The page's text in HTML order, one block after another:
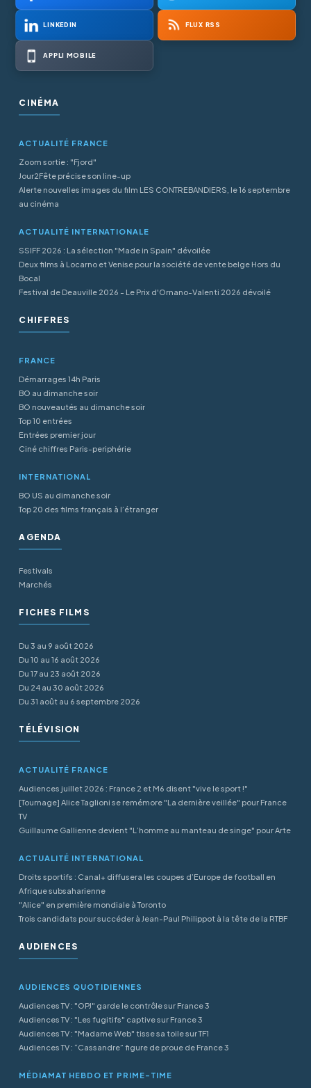
LINKEDIN FLUX RSS
APPLI MOBILE
CINÉMA
ACTUALITÉ FRANCE
Zoom sortie : "Fjord"
Jour2Fête précise son line-up
Alerte nouvelles images du film LES CONTREBANDIERS, le 16 septembre
au cinéma
ACTUALITÉ INTERNATIONALE
SSIFF 2026 : La sélection "Made in Spain" dévoilée
Deux films à Locarno et Venise pour la société de vente belge Hors du
Bocal
Festival de Deauville 2026 - Le Prix d'Ornano-Valenti 2026 dévoilé
CHIFFRES
FRANCE
Démarrages 14h Paris
BO au dimanche soir
BO nouveautés au dimanche soir
Top 10 entrées
Entrées premier jour
Ciné chiffres Paris-periphérie
INTERNATIONAL
BO US au dimanche soir
Top 20 des films français à l’étranger
AGENDA
Festivals
Marchés
FICHES FILMS
Du 3 au 9 août 2026
Du 10 au 16 août 2026
Du 17 au 23 août 2026
Du 24 au 30 août 2026
Du 31 août au 6 septembre 2026
TÉLÉVISION
ACTUALITÉ FRANCE
Audiences juillet 2026 : France 2 et M6 disent "vive le sport !"
[Tournage] Alice Taglioni se remémore "La dernière veillée" pour France
TV
Guillaume Gallienne devient "L’homme au manteau de singe" pour Arte
ACTUALITÉ INTERNATIONAL
Droits sportifs : Canal+ diffusera les coupes d’Europe de football en
Afrique subsaharienne
"Alice" en première mondiale à Toronto
Trois candidats pour succéder à Jean-Paul Philippot à la tête de la RTBF
AUDIENCES
AUDIENCES QUOTIDIENNES
Audiences TV : "OPJ" garde le contrôle sur France 3
Audiences TV : "Les fugitifs" captive sur France 3
Audiences TV : "Madame Web" tisse sa toile sur TF1
Audiences TV : “Cassandre” figure de proue de France 3
MÉDIAMAT HEBDO ET PRIME-TIME